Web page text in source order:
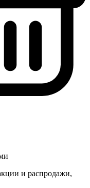
и распродажи,